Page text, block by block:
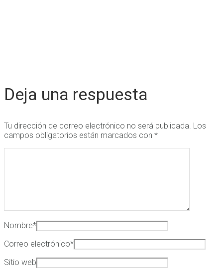
Deja una respuesta
Tu dirección de correo electrónico no será publicada. Los
campos obligatorios están marcados con *
Nombre*
Correo electrónico*
Sitio web